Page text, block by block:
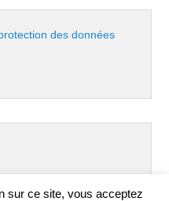
des données
sur ce site, vous acceptez